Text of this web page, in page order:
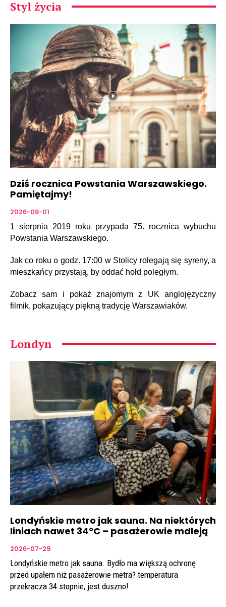
Styl życia
Dziś rocznica Powstania Warszawskiego.
Pamiętajmy!
2026-08-01
1 sierpnia 2019 roku przypada 75. rocznica wybuchu
Powstania Warszawskiego.
Jak co roku o godz. 17:00 w Stolicy rolegają się syreny, a
mieszkańcy przystają, by oddać hołd poległym.
Zobacz sam i pokaż znajomym z UK anglojęzyczny
filmik, pokazujący piękną tradycję Warszawiaków.
Londyn
Londyńskie metro jak sauna. Na niektórych
liniach nawet 34°C – pasażerowie mdleją
2026-07-29
Londyńskie metro jak sauna. Bydło ma większą ochronę
przed upałem niż pasażerowie metra? temperatura
przekracza 34 stopnie, jest duszno!